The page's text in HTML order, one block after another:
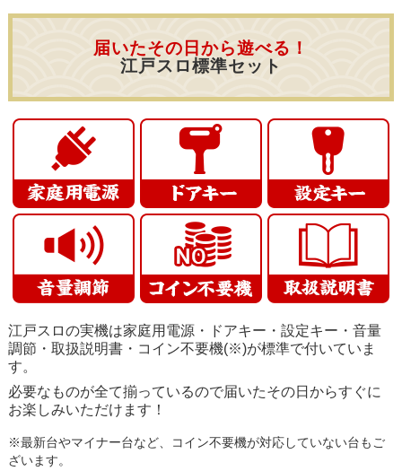
届いたその日から遊べる！
江戸スロ標準セット
江戸スロの実機は家庭用電源・ドアキー・設定キー・音量
調節・取扱説明書・コイン不要機(※)が標準で付いていま
す。
必要なものが全て揃っているので届いたその日からすぐに
お楽しみいただけます！
※最新台やマイナー台など、コイン不要機が対応していない台もご
ざいます。